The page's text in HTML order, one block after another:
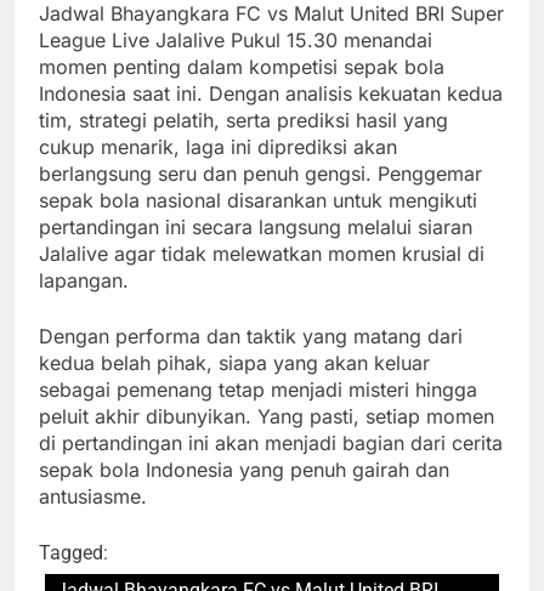
Jadwal Bhayangkara FC vs Malut United BRI Super
League Live Jalalive Pukul 15.30 menandai
momen penting dalam kompetisi sepak bola
Indonesia saat ini. Dengan analisis kekuatan kedua
tim, strategi pelatih, serta prediksi hasil yang
cukup menarik, laga ini diprediksi akan
berlangsung seru dan penuh gengsi. Penggemar
sepak bola nasional disarankan untuk mengikuti
pertandingan ini secara langsung melalui siaran
Jalalive agar tidak melewatkan momen krusial di
lapangan.
Dengan performa dan taktik yang matang dari
kedua belah pihak, siapa yang akan keluar
sebagai pemenang tetap menjadi misteri hingga
peluit akhir dibunyikan. Yang pasti, setiap momen
di pertandingan ini akan menjadi bagian dari cerita
sepak bola Indonesia yang penuh gairah dan
antusiasme.
Tagged: